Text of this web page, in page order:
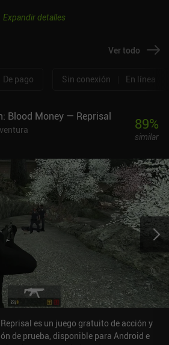
Expandir detalles
Ver todo
De pago Sin conexión En línea
Blood Money — Reprisal 89%
similar
es un juego gratuito de acción y
de prueba, disponible para Android e